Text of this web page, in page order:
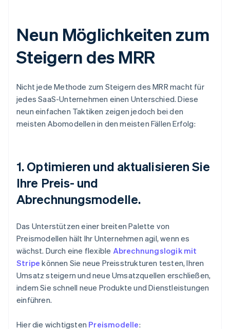
Neun Möglichkeiten zum
Steigern des MRR
Nicht jede Methode zum Steigern des MRR macht für
jedes SaaS-Unternehmen einen Unterschied. Diese
neun einfachen Taktiken zeigen jedoch bei den
meisten Abomodellen in den meisten Fällen Erfolg:
1. Optimieren und aktualisieren Sie
Ihre Preis- und
Abrechnungsmodelle.
Das Unterstützen einer breiten Palette von
Preismodellen hält Ihr Unternehmen agil, wenn es
wächst. Durch eine flexible Abrechnungslogik mit
Stripe können Sie neue Preisstrukturen testen, Ihren
Umsatz steigern und neue Umsatzquellen erschließen,
indem Sie schnell neue Produkte und Dienstleistungen
einführen.
Hier die wichtigsten Preismodelle: